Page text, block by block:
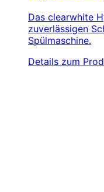
Das clearwhite
zuverlässigen
Spülmaschine.
Details zum